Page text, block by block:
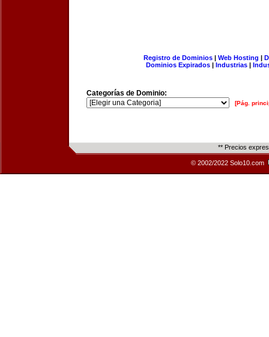
Registro de Dominios| Web Hosting |
Dominios Expirados | Industrias |
Categorías de Dominio:
[Pág.
** Precios
© 2002/2022 Solo10.com